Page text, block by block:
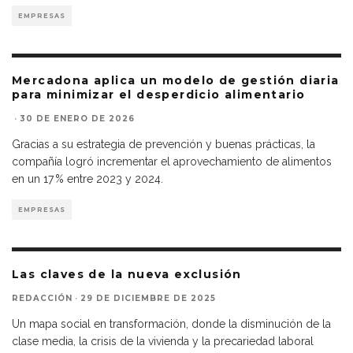
EMPRESAS
Mercadona aplica un modelo de gestión diaria
para minimizar el desperdicio alimentario
· 30 DE ENERO DE 2026
Gracias a su estrategia de prevención y buenas prácticas, la
compañía logró incrementar el aprovechamiento de alimentos
en un 17 % entre 2023 y 2024.
EMPRESAS
Las claves de la nueva exclusión
REDACCIÓN · 29 DE DICIEMBRE DE 2025
Un mapa social en transformación, donde la disminución de la
clase media, la crisis de la vivienda y la precariedad laboral